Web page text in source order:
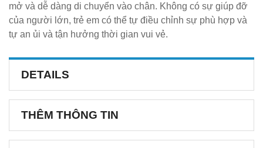
mở và dễ dàng di chuyển vào chân. Không có sự giúp đỡ
của người lớn, trẻ em có thể tự điều chỉnh sự phù hợp và
tự an ủi và tận hưởng thời gian vui vẻ.
DETAILS
THÊM THÔNG TIN